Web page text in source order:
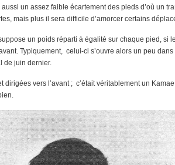
un assez faible écartement des pieds d’où un
mais plus il sera difficile d’amorcer certains
un poids réparti à égalité sur chaque pied, si
Typiquement, celui-ci s’ouvre alors un peu dans
de juin dernier.
vers l’avant ; c’était véritablement un